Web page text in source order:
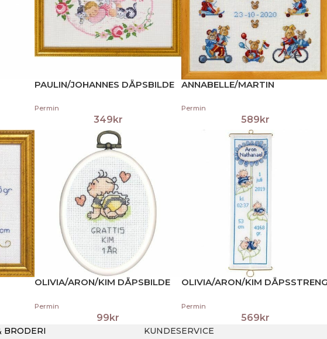
PAULIN/JOHANNES DÅPSBILDE
Permin
349 kr
ANNABELLE/MARTIN
Permin
589 kr
OLIVIA/ARON/KIM DÅPSBILDE
Permin
99kr
OLIVIA/ARON/KIM
Permin
569kr
BRODERI
KUNDESERVICE